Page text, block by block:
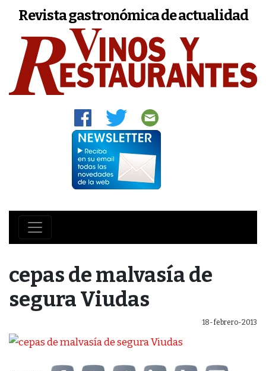
Revista gastronómica de actualidad
cepas de malvasía de
segura Viudas
18-febrero-2013